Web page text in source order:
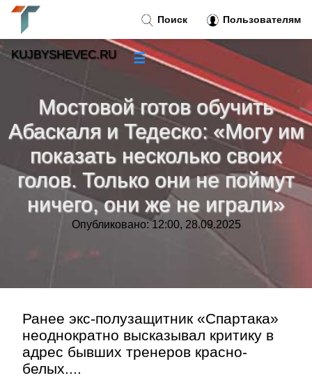
Мостовой готов обучить
Абаскаля и Тедеско: «Могу им
показать несколько своих
голов. Только они не поймут
ничего, они же не играли»
Опубликовано: 12:00, 28.09.2025
Ранее экс-полузащитник «Спартака»
неоднократно высказывал критику в
адрес бывших тренеров красно-
белых....
Поиск Пользователям
KUJBYSHEVEC.RU ☰
Новости
Тренды новостей»
Рубрики»
»